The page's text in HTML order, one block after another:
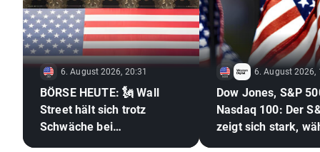
6. August 2026, 20:31
BÖRSE HEUTE: 🗽 Wall
Street hält sich trotz
Schwäche bei
6. August 2026,
Dow Jones, S&P
Nasdaq 100: Der
zeigt sich stark,